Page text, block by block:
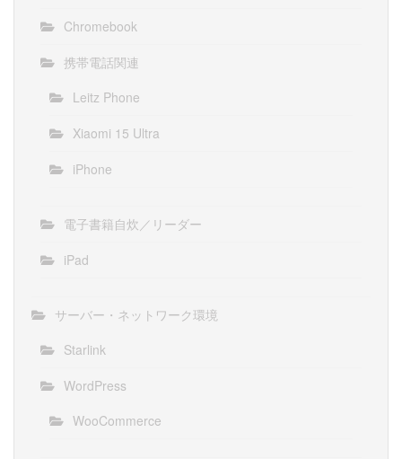
Chromebook
携帯電話関連
Leitz Phone
Xiaomi 15 Ultra
iPhone
電子書籍自炊／リーダー
iPad
サーバー・ネットワーク環境
Starlink
WordPress
WooCommerce